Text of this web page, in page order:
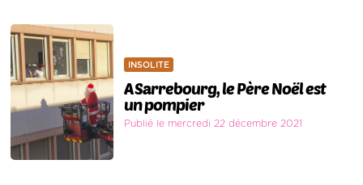
INSOLITE
A Sarrebourg, le Père Noël est
un pompier
Publié le mercredi 22 décembre 2021